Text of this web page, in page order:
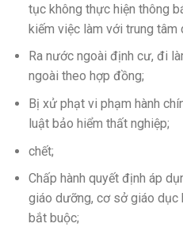
tục không thực hiện thông
kiếm việc làm với trung tâm
Ra nước ngoài định cư, đi
ngoài theo hợp đồng;
Bị xử phạt vi phạm hành
luật bảo hiểm thất nghiệp;
chết;
Chấp hành quyết định áp
giáo dưỡng, cơ sở giáo dục
bắt buộc;